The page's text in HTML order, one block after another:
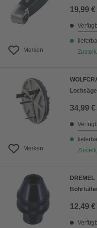
Merken
19,99 €
Merken
34,99 €
DREMEL
12,49 €